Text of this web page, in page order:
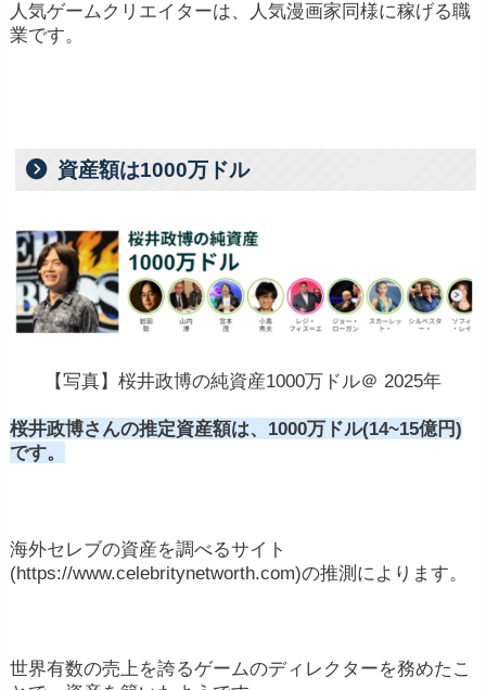
人気ゲームクリエイターは、人気漫画家同様に稼げる職
業です。
資産額は1000万ドル
【写真】桜井政博の純資産1000万ドル＠ 2025年
桜井政博さんの推定資産額は、1000万ドル(14~15億円)
です。
海外セレブの資産を調べるサイト
(https://www.celebritynetworth.com)の推測によります。
世界有数の売上を誇るゲームのディレクターを務めたこ